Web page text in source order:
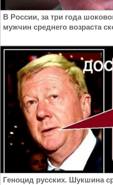
В России, за три года
мужчин среднего возраста
Геноцид русских. Шукшина